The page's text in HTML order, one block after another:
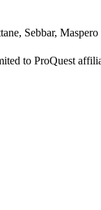
Sebbar,
to ProQuest